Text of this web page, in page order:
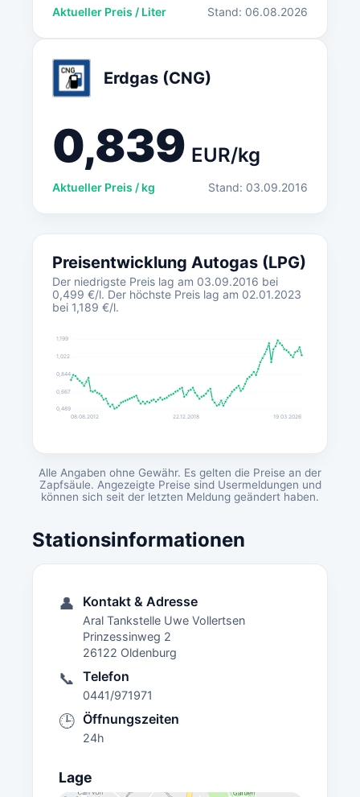
Aktueller Preis / Liter Stand: 06.08.2026
Erdgas (CNG)
0,839 EUR/kg
Aktueller Preis / kg Stand: 03.09.2016
Preisentwicklung Autogas (LPG)
Der niedrigste Preis lag am 03.09.2016 bei
0,499 €/l. Der höchste Preis lag am 02.01.2023
bei 1,189 €/l.
0,489
0,667
0,844
1,022
1,199
08.08.2012 22.12.2018 19.03.2026
Alle Angaben ohne Gewähr. Es gelten die Preise an der
Zapfsäule. Angezeigte Preise sind Usermeldungen und
können sich seit der letzten Meldung geändert haben.
Stationsinformationen
👤 Kontakt & Adresse
Aral Tankstelle Uwe Vollertsen
Prinzessinweg 2
26122 Oldenburg
📞 Telefon
0441/971971
🕒 Öffnungszeiten
24h
Lage